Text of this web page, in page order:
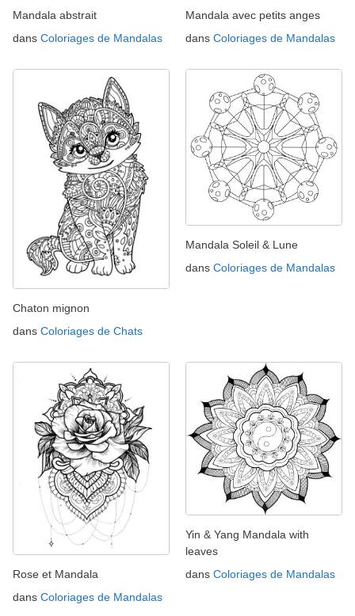
Mandala abstrait
dans Coloriages de Mandalas
Mandala avec petits anges
dans Coloriages de Mandalas
Chaton mignon
dans Coloriages de Chats
Mandala Soleil & Lune
dans Coloriages de Mandalas
Rose et Mandala
dans Coloriages de Mandalas
Yin & Yang Mandala with
leaves
dans Coloriages de Mandalas